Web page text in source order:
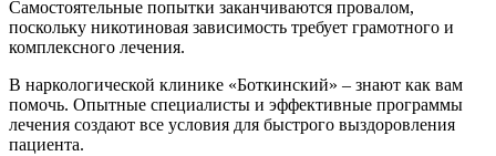
Самостоятельные попытки заканчиваются провалом,
поскольку никотиновая зависимость требует грамотного и
комплексного лечения.
В наркологической клинике «Боткинский» – знают как вам
помочь. Опытные специалисты и эффективные программы
лечения создают все условия для быстрого выздоровления
пациента.